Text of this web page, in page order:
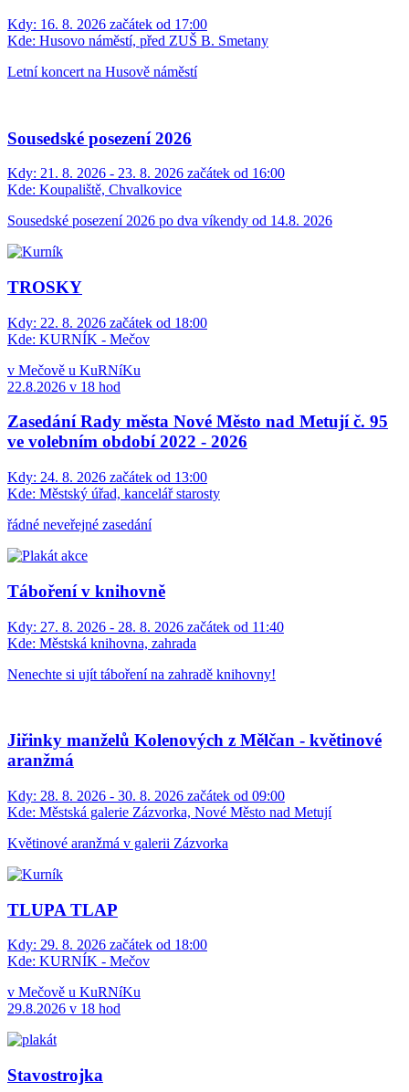
Kdy: 16. 8. 2026 začátek od 17:00
Kde: Husovo náměstí, před ZUŠ B. Smetany
Letní koncert na Husově náměstí
Sousedské posezení 2026
Kdy: 21. 8. 2026 - 23. 8. 2026 začátek od 16:00
Kde: Koupaliště, Chvalkovice
Sousedské posezení 2026 po dva víkendy od 14.8. 2026
TROSKY
Kdy: 22. 8. 2026 začátek od 18:00
Kde: KURNÍK - Mečov
v Mečově u KuRNíKu
22.8.2026 v 18 hod
Zasedání Rady města Nové Město nad Metují č. 95
ve volebním období 2022 - 2026
Kdy: 24. 8. 2026 začátek od 13:00
Kde: Městský úřad, kancelář starosty
řádné neveřejné zasedání
Táboření v knihovně
Kdy: 27. 8. 2026 - 28. 8. 2026 začátek od 11:40
Kde: Městská knihovna, zahrada
Nenechte si ujít táboření na zahradě knihovny!
Jiřinky manželů Kolenových z Mělčan - květinové
aranžmá
Kdy: 28. 8. 2026 - 30. 8. 2026 začátek od 09:00
Kde: Městská galerie Zázvorka, Nové Město nad Metují
Květinové aranžmá v galerii Zázvorka
TLUPA TLAP
Kdy: 29. 8. 2026 začátek od 18:00
Kde: KURNÍK - Mečov
v Mečově u KuRNíKu
29.8.2026 v 18 hod
Stavostrojka